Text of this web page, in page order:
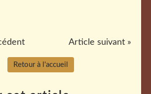
Article suivant »
Retour à l'accueil